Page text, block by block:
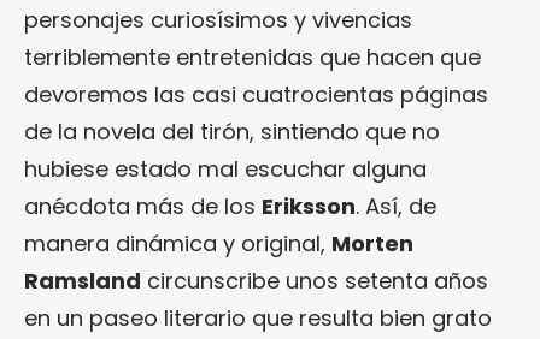
personajes curiosísimos y vivencias
terriblemente entretenidas que hacen que
devoremos las casi cuatrocientas páginas
de la novela del tirón, sintiendo que no
hubiese estado mal escuchar alguna
anécdota más de los Eriksson. Así, de
manera dinámica y original, Morten
Ramsland circunscribe unos setenta años
en un paseo literario que resulta bien grato